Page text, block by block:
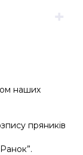
наших
пряників